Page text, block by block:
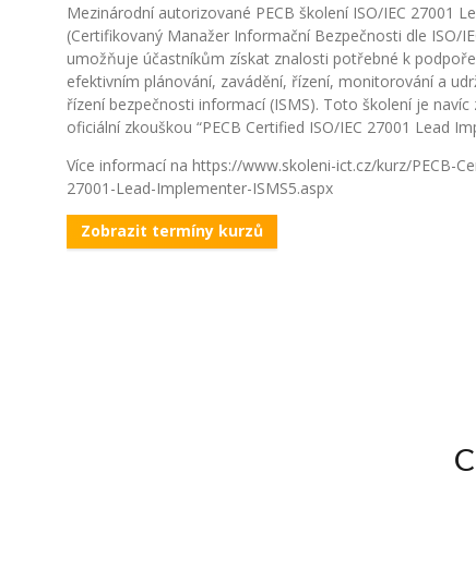
Mezinárodní autorizované PECB školení ISO/IEC 27001
(Certifikovaný Manažer Informační Bezpečnosti dle ISO/
umožňuje účastníkům získat znalosti potřebné k
efektivním plánování, zavádění, řízení, monitorování a
řízení bezpečnosti informací (ISMS). Toto školení je navíc
oficiální zkouškou “PECB Certified ISO/IEC 27001 Lead
Více informací na https://www.skoleni-ict.cz/kurz/PECB-
27001-Lead-Implementer-ISMS5.aspx
Zobrazit termíny kurzů